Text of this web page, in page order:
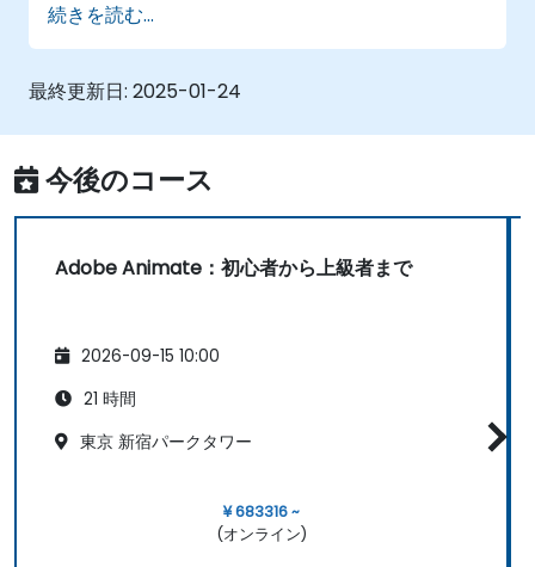
ActionScriptおよびJavaScriptを活用してイ
ンタラクティブなアニメーションやアプリケ
ーションを設計できる
ことができる
ウェブ、動画、モバイル向けにアニメーショ
ンをエクスポートできる
続きを読む...
最終更新日: 2025-01-24
今後のコース
Adobe Animate：初心者から上級者まで
2026-09-15 10:00
21 時間
東京 新宿パークタワー
¥ 683316 ~
(オンライン)